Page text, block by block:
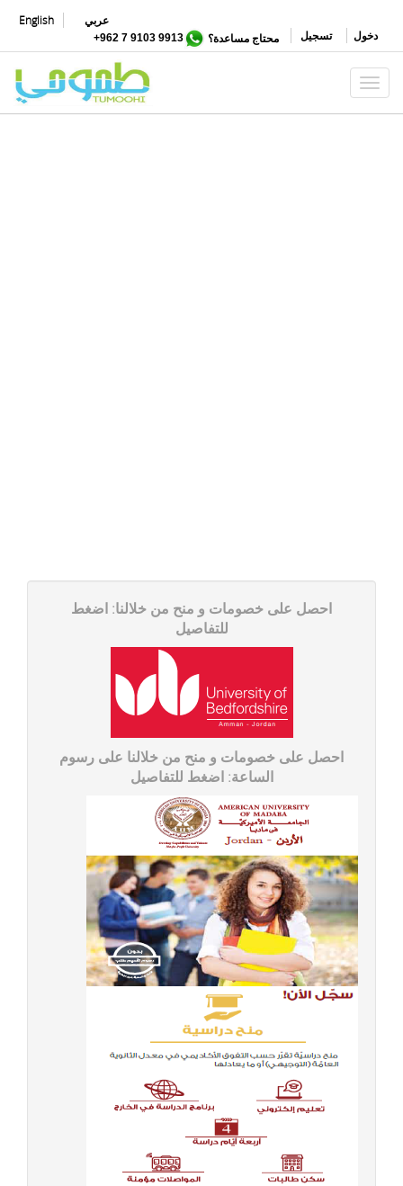
المحتوى
الرئيسي
English
عربي
تسجيل
دخول محتاج مساعدة؟ 9913 9103 7 962+
Toggle navigation
احصل على خصومات و منح من خلالنا: اضغط
للتفاصیل
احصل على خصومات و منح من خلالنا على رسوم
الساعة: اضغط للتفاصیل